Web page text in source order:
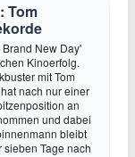
Tom
Brand New Day'
Kinoerfolg.
mit Tom
nach nur einer
an
und dabei
bleibt
Tage nach